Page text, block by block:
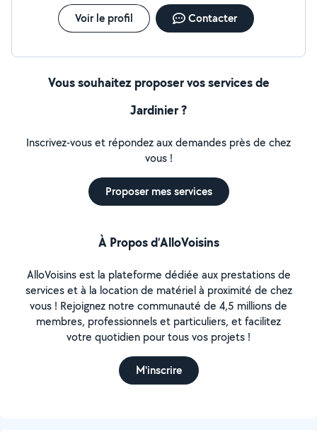
Voir le profil Contacter
Vous souhaitez proposer vos services de
Jardinier ?
Inscrivez-vous et répondez aux demandes près de chez
vous !
Proposer mes services
À Propos d’AlloVoisins
AlloVoisins est la plateforme dédiée aux prestations de
services et à la location de matériel à proximité de chez
vous ! Rejoignez notre communauté de 4,5 millions de
membres, professionnels et particuliers, et facilitez
votre quotidien pour tous vos projets !
M'inscrire